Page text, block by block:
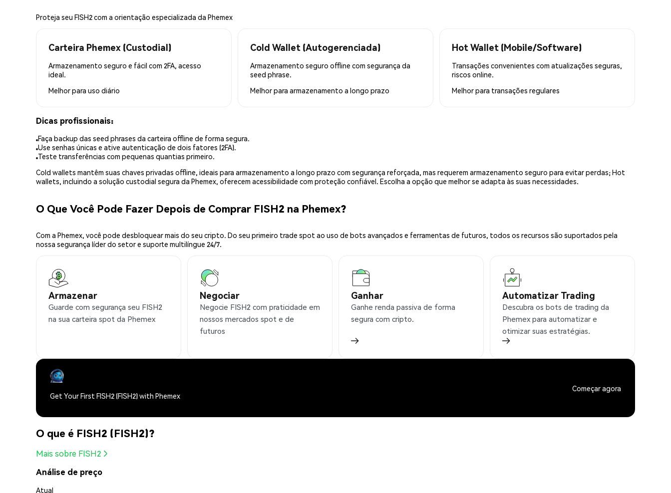
Proteja seu FISH2 com a orientação especializada da Phemex
Carteira Phemex (Custodial)
Armazenamento seguro e fácil com 2FA, acesso
ideal.
Melhor para uso diário
Cold Wallet (Autogerenciada)
Armazenamento seguro offline com segurança da
seed phrase.
Melhor para armazenamento a longo prazo
Hot Wallet (Mobile/Software)
Transações convenientes com atualizações seguras,
riscos online.
Melhor para transações regulares
Dicas profissionais:
Faça backup das seed phrases da carteira offline de forma segura.
Use senhas únicas e ative autenticação de dois fatores (2FA).
Teste transferências com pequenas quantias primeiro.
Cold wallets mantêm suas chaves privadas offline, ideais para armazenamento a longo prazo com segurança reforçada, mas requerem armazenamento seguro para evitar perdas; Hot
wallets, incluindo a solução custodial segura da Phemex, oferecem acessibilidade com proteção confiável. Escolha a opção que melhor se adapta às suas necessidades.
O Que Você Pode Fazer Depois de Comprar FISH2 na Phemex?
Com a Phemex, você pode desbloquear mais do seu cripto. Do seu primeiro trade spot ao uso de bots avançados e ferramentas de futuros, todos os recursos são suportados pela
nossa segurança líder do setor e suporte multilíngue 24/7.
Armazenar
Guarde com segurança seu FISH2
na sua carteira spot da Phemex
Negociar
Negocie FISH2 com praticidade em
nossos mercados spot e de
futuros
Ganhar
Ganhe renda passiva de forma
segura com cripto.
Automatizar Trading
Descubra os bots de trading da
Phemex para automatizar e
otimizar suas estratégias.
Get Your First FISH2 (FISH2) with Phemex
Começar agora
O que é FISH2 (FISH2)?
Mais sobre FISH2
Análise de preço
Atual